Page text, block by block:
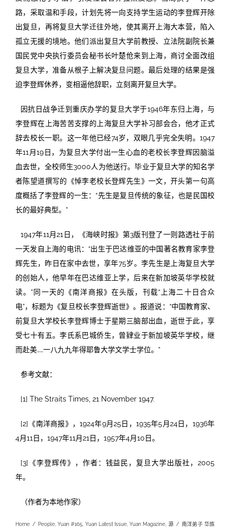
路，采取温和手段，计划先将一向支持学生运动的李登辉开除
出复旦，再将复旦大学迁往外地，使其离开上海大本营，陷入
孤立无援的境地。他们派出复旦大学前教授、立法院副院长兼
国民党中央执行委员会秘书长叶楚伧来到上海，商讨全面改组
复旦大学，准备从根子上解决复旦问题。最后处理的结果是强
迫李登辉休养，变相逼他辞职，立刻离开复旦大学。
因抗日战争迁到重庆办学的复旦大学于1946年东归上海，与
李登辉在上海苦苦支撑的上海复旦大学补习部会合，他才正式
辞去校长一职。这一年他已经74岁，双眼几乎完全失明。1947
年11月19日，为复旦大学付出一生心血的老校长李登辉因脑溢
血去世，全校师生3000人为他送行。毕业于复旦大学的知名学
者陈望道撰写的《悼李老校长登辉先生》一文，开头第一句高
度概括了李登辉的一生：“先生是复旦传统的象征，也是民国校
长的最好典型。”
1947年11月21日，《海峡时报》第3版刊登了一则路透社于前
一天发自上海的电讯：“出生于巴达维亚的中国著名教育家李登
辉先生，昨日在家中去世，享年75岁。李先生是上海复旦大学
的创始人，他早年在巴达维亚上学，后来在新加坡英华学校就
读。”同一天的《南洋商报》在头版，刊载“上海二十日合众
电”，标题为《复旦校长李登辉逝世》。报道说：“中国教育家、
前复旦大学校长李登辉博士于星期三脑部出血，逝世于此，享
受七十有五。李氏系巴城侨生，曾肄业于新加坡英华学校，继
而赴美……一八九九年得耶鲁大学文学士学位。”
参考文献：
[1] The Straits Times, 21 November 1947.
[2]《南洋商报》，1924年9月25日，1935年5月24日，1936年
4月11日，1947年11月21日，1957年4月10日。
[3]《李登辉传》，作者：钱益民，复旦大学出版社，2005
年。
（作者为本地作家）
Home / People,Yuan #165 Yuan Latest Issue,Yuan Magazine 源 / 南洋弟子 华族